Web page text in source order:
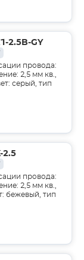
2.5B-GY
провода:
2,5 мм кв.,
серый, тип
2.5
провода:
2,5 мм кв.,
бежевый, тип